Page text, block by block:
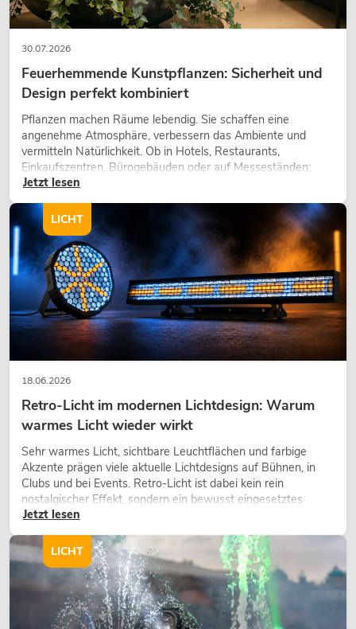
OMNITRONIC XDA-1002 Class-D-
Verstärker
No. 10451635
Bestand reicht ca. 12 Wo.
345,00€
Verstärker
No. 10451636
Bestand reicht ca. 12 Wo.
549,00€
30.07.2026
Feuerhemmende Kunstpflanzen: Sicherheit und
Design perfekt kombiniert
Pflanzen machen Räume lebendig. Sie schaffen eine
angenehme Atmosphäre, verbessern das Ambiente und
vermitteln Natürlichkeit. Ob in Hotels, Restaurants,
Einkaufszentren, Bürogebäuden oder auf Messeständen:
eine hochwertige Begrünung gehört heute längst zum
Jetzt lesen
18.06.2026
Retro-Licht im modernen Lichtdesign: Warum
warmes Licht wieder wirkt
Sehr warmes Licht, sichtbare Leuchtflächen und farbige
Akzente prägen viele aktuelle Lichtdesigns auf Bühnen, in
Clubs und bei Events. Retro-Licht ist dabei kein rein
nostalgischer Effekt, sondern ein bewusst eingesetztes
Gestaltungsmittel: Es schafft Atmosphäre, gibt Szenen
wirken lassen.
Jetzt lesen
LICHT
LICHT